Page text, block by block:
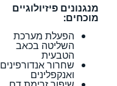
מנגנונים פיזיולוגיים
מוכחים:
הפעלת מערכת
השליטה בכאב
הטבעית
שחרור אנדורפינים
ואנקפלינים